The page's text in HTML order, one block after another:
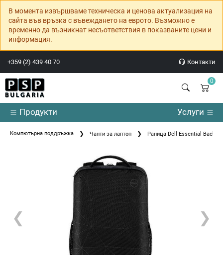
В момента извършваме техническа и ценова актуализация на
сайта във връзка с въвеждането на еврото. Възможно е
временно да възникнат несъответствия в показваните цени и
информация.
+359 (2) 439 40 70 Контакти
0
Продукти Услуги
Компютърна поддръжка Чанти за лаптоп Раница Dell Essential
❮ ❯